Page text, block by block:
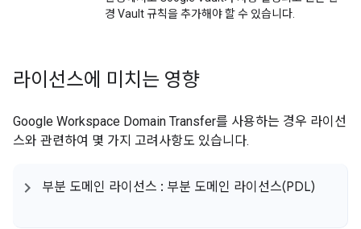
경 Vault 규칙을 추가해야 할 수 있습니다.
라이선스에 미치는 영향
Google Workspace Domain Transfer를 사용하는 경우 라이선
스와 관련하여 몇 가지 고려사항도 있습니다.
부분 도메인 라이선스 : 부분 도메인 라이선스(PDL)